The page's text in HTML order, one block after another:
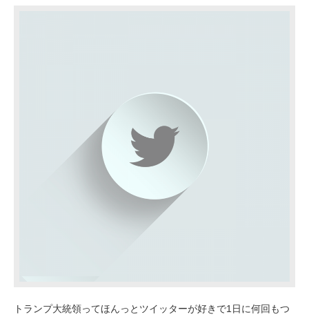
トランプ大統領ってほんっとツイッターが好きで1日に何回もつ